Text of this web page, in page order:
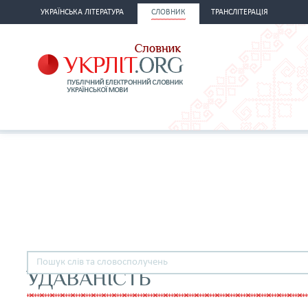
УКРАЇНСЬКА ЛІТЕРАТУРА СЛОВНИК ТРАНСЛІТЕРАЦІЯ
УДАВАНІСТЬ